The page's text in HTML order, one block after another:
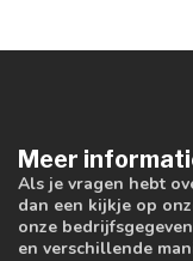
Meer
Als je vragen hebt
dan een kijkje op
onze
en verschillende